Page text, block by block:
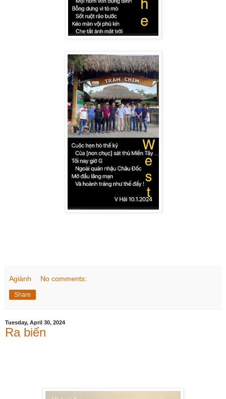
Agiành No comments:
Share
Tuesday, April 30, 2024
Ra biển